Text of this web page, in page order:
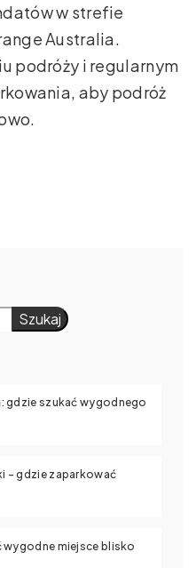
w strefie
Australia.
podróży i regularnym
aby podróż
Szukaj
gdzie szukać wygodnego
– gdzie zaparkować
wygodne miejsce blisko